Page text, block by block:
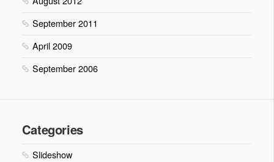
September 2011
April 2009
September 2006
Categories
Slideshow